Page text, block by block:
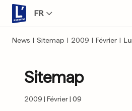
FR
News | Sitemap | 2009 | Février |
Sitemap
2009 Février 09